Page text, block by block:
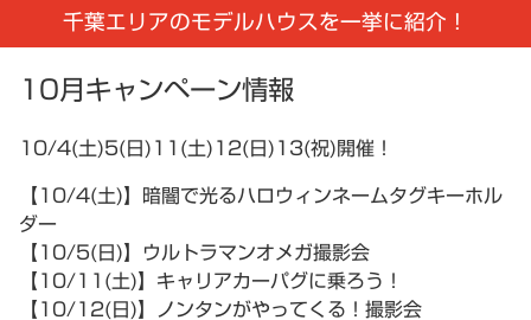
千葉エリアのモデルハウスを一挙に紹介！
10月キャンペーン情報
10/4(土)5(日)11(土)12(日)13(祝)開催！
【10/4(土)】暗闇で光るハロウィンネームタグキーホル
ダー
【10/5(日)】ウルトラマンオメガ撮影会
【10/11(土)】キャリアカーパグに乗ろう！
【10/12(日)】ノンタンがやってくる！撮影会